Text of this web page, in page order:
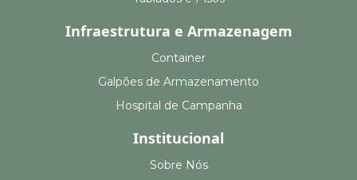
Infraestrutura e Armazenagem
Container
Galpões de Armazenamento
Hospital de Campanha
Institucional
Sobre Nós